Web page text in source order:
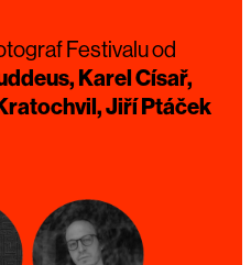
Festivalu od
Karel Císař,
Jiří Ptáček